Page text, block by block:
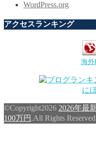
WordPress.org
アクセスランキング
海外
に
©Copyright2026 2026年最
100万円 .All Rights